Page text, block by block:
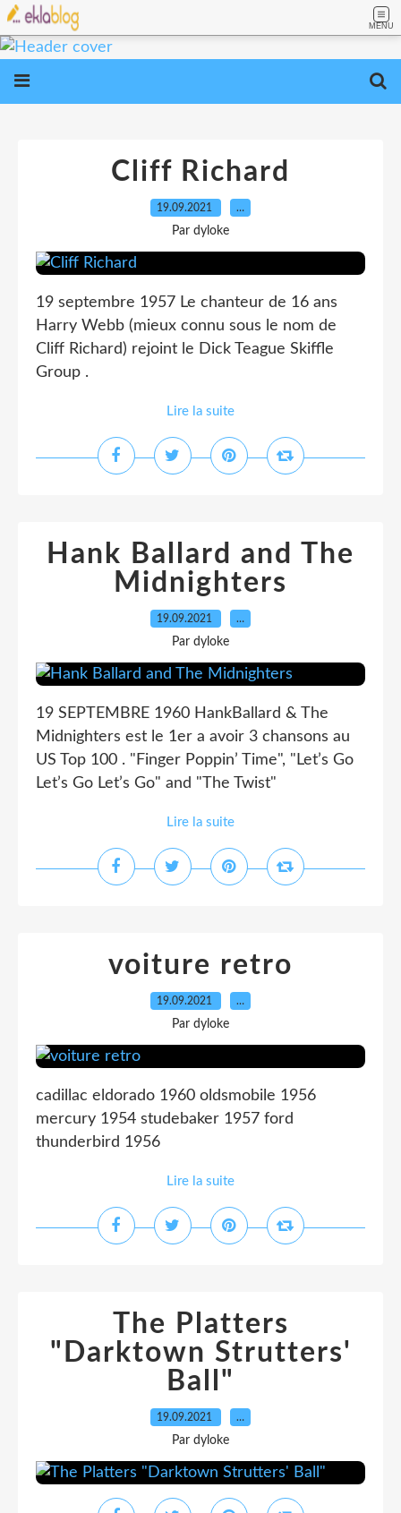
MENU
Cliff Richard
19.09.2021 …
Par dyloke
19 septembre 1957 Le chanteur de 16 ans
Harry Webb (mieux connu sous le nom de
Cliff Richard) rejoint le Dick Teague Skiffle
Group .
Lire la suite
Hank Ballard and The
Midnighters
19.09.2021 …
Par dyloke
19 SEPTEMBRE 1960 HankBallard & The
Midnighters est le 1er a avoir 3 chansons au
US Top 100 . "Finger Poppin’ Time", "Let’s Go
Let’s Go Let’s Go" and "The Twist"
Lire la suite
voiture retro
19.09.2021 …
Par dyloke
cadillac eldorado 1960 oldsmobile 1956
mercury 1954 studebaker 1957 ford
thunderbird 1956
Lire la suite
The Platters
"Darktown Strutters'
Ball"
19.09.2021 …
Par dyloke